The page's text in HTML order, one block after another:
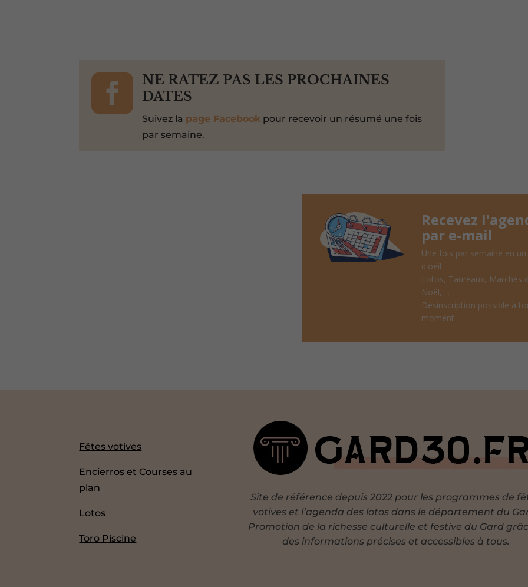

NE RATEZ PAS LES PROCHAINES
DATES
Suivez la page Facebookpour recevoir un résumé une fois
par semaine.
Recevez
par e-mail
Une fois par semaine en
d'oeil
Lotos, Taureaux, Marchés
Noël, ...
Désinscription possible à
moment
Fêtes votives
Encierros et Courses au
plan
Lotos
Toro Piscine
Site de référence depuis 2022 pour les programmes de
votives et l’agenda des lotos dans le département du
Promotion de la richesse culturelle et festive du Gard
des informations précises et accessibles à tous.